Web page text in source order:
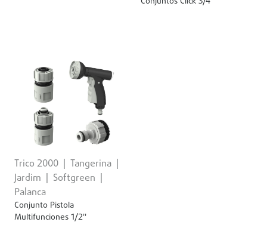
Trico 2000
Tangerina
Jardim
Softgreen
Palanca
Conjunto Pistola
Multifunciones 1/2''